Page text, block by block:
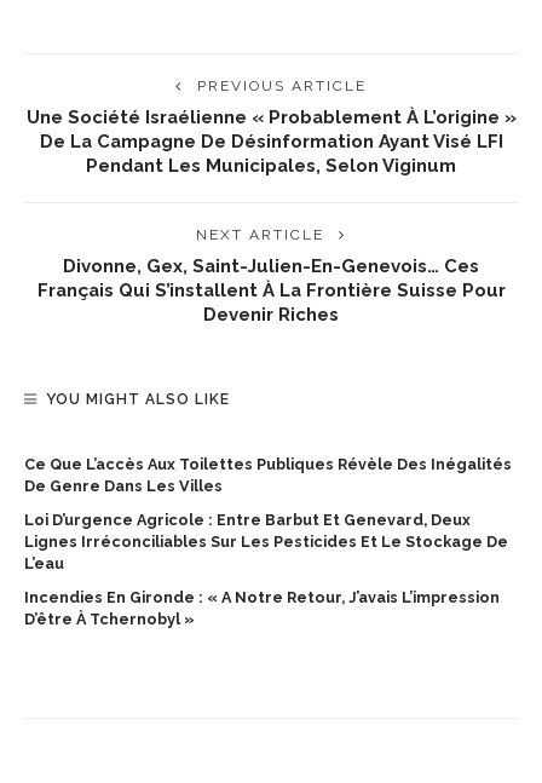
PREVIOUS ARTICLE
Une Société Israélienne « Probablement À L’origine »
De La Campagne De Désinformation Ayant Visé LFI
Pendant Les Municipales, Selon Viginum
NEXT ARTICLE
Divonne, Gex, Saint-Julien-En-Genevois… Ces
Français Qui S’installent À La Frontière Suisse Pour
Devenir Riches
YOU MIGHT ALSO LIKE
Ce Que L’accès Aux Toilettes Publiques Révèle Des Inégalités
De Genre Dans Les Villes
Loi D’urgence Agricole : Entre Barbut Et Genevard, Deux
Lignes Irréconciliables Sur Les Pesticides Et Le Stockage De
L’eau
Incendies En Gironde : « A Notre Retour, J’avais L’impression
D’être À Tchernobyl »